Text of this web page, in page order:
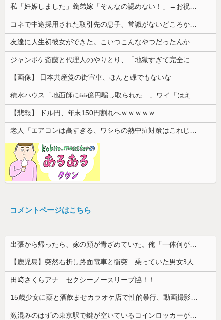
【画像】 日本共産党の街宣車、ほんと碌でもないな
【悲報】 ドル円、年末150円割れへｗｗｗｗｗ
コメントページはこちら
出張から帰ったら、嫁の顔が青ざめていた。俺「一体何があったんだ？」嫁「…」→子供たちに話を聞くと…
【鹿児島】突然右折し路面電車と衝突 乗っていた男女3人は車を放置しダッシュで逃走中
田﨑さくらアナ セクシーノースリーブ脇！！
15歳少女に薬と酒飲ませカラオケ店で性的暴行、動画撮影 54歳無職を再逮捕 動画770本も見つかる
激混みのはずの東京駅で鍵が空いているコインロッカーが散見、「ラッキー」と思って中を確認してみると……